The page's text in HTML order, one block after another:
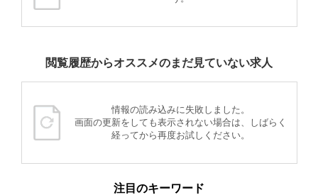
閲覧履歴からオススメのまだ見ていない求人
情報の読み込みに失敗しました。
画面の更新をしても表示されない場合は、しばらく
経ってから再度お試しください。
注目のキーワード